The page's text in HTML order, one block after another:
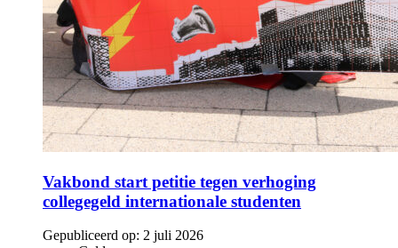
Vakbond start petitie tegen verhoging
collegegeld internationale studenten
Gepubliceerd op: 2 juli 2026